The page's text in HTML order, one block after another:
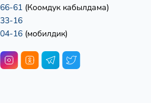
61 (Коомдук кабылдама)
16
16 (мобилдик)